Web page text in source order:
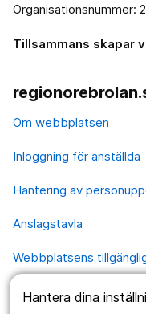
Hantera dina
Organisationsnummer:
Tillsammans skapar
Om webbplatsen
Inloggning för anställda
Hantering av
Anslagstavla
Webbplatsens
Våra